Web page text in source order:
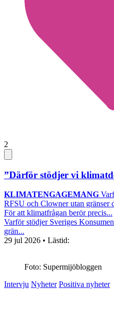
2
”Därför stödjer vi
KLIMATENGAGEMANG
RFSU och Clowner utan gränser
För att klimatfrågan berör precis...
Varför stödjer Sveriges
grän...
29 jul 2026 • Lästid:
Foto: Supermijöbloggen
Intervju Nyheter Positiva nyheter